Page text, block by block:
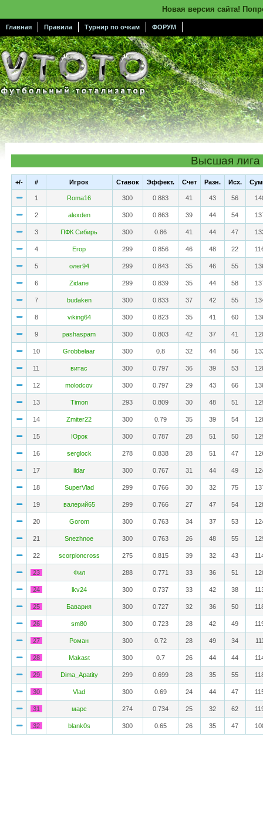
Новая версия сайта!
Главная Правила Турнир по очкам ФОРУМ
Высшая лига
+/- # Игрок Cтавок Эффект. Счет Разн. Исх.
1 Roma16 300 0.883 41 43 56
2 alexden 300 0.863 39 44 54
3 ПФК Сибирь 300 0.86 41 44 47
4 Егор 299 0.856 46 48 22
5 олег94 299 0.843 35 46 55
6 Zidane 299 0.839 35 44 58
7 budaken 300 0.833 37 42 55
8 viking64 300 0.823 35 41 60
9 pashaspam 300 0.803 42 37 41
10 Grobbelaar 300 0.8 32 44 56
11 витас 300 0.797 36 39 53
12 molodcov 300 0.797 29 43 66
13 Timon 293 0.809 30 48 51
14 Zmiter22 300 0.79 35 39 54
15 Юрок 300 0.787 28 51 50
16 serglock 278 0.838 28 51 47
17 ildar 300 0.767 31 44 49
18 SuperVlad 299 0.766 30 32 75
19 валерий65 299 0.766 27 47 54
20 Gorom 300 0.763 34 37 53
21 Snezhnoe 300 0.763 26 48 55
22 scorpioncross 275 0.815 39 32 43
23 Фил 288 0.771 33 36 51
24 lkv24 300 0.737 33 42 38
25 Бавария 300 0.727 32 36 50
26 sm80 300 0.723 28 42 49
27 Роман 300 0.72 28 49 34
28 Makast 300 0.7 26 44 44
29 Dima_Apatity 299 0.699 28 35 55
30 Vlad 300 0.69 24 44 47
31 марс 274 0.734 25 32 62
32 blank0s 300 0.65 26 35 47